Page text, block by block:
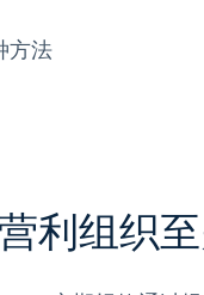
方法
利组织